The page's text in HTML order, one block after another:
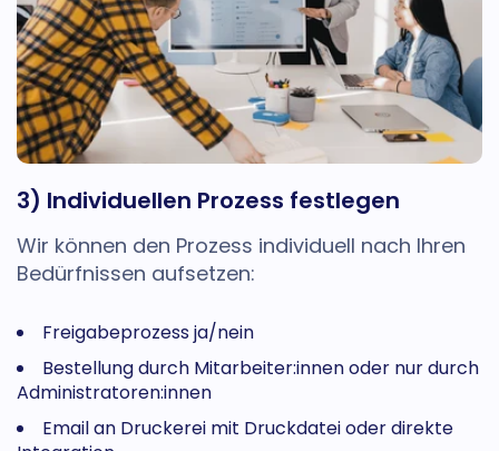
3) Individuellen Prozess festlegen
Wir können den Prozess individuell nach Ihren
Bedürfnissen aufsetzen:
Freigabeprozess ja/nein
Bestellung durch Mitarbeiter:innen oder nur durch
Administratoren:innen
Email an Druckerei mit Druckdatei oder direkte